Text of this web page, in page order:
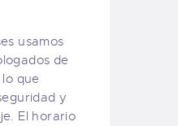
usamos
de
que
y
El horario